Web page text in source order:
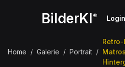
BilderKI® Login
Home / Galerie / Portrait /